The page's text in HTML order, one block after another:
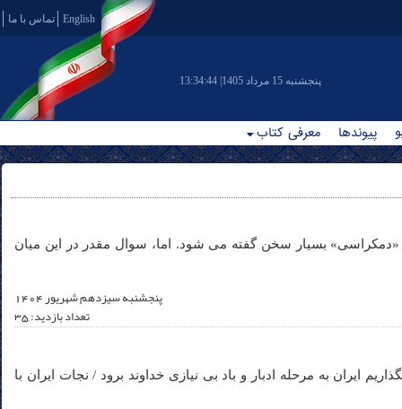
English تماس با ما
13:34:44 |پنجشنبه 15 مرداد 1405
پیوندها معرفی کتاب
بسیار سخن گفته می شود. اما، سوال مقدر در این میان
پنجشنبه سیزدهم شهريور 1404
تعداد بازدید: 35
ایران به مرحله ادبار و باد بی نیازی خداوند برود / نجات ایران با